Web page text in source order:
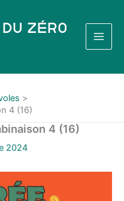
du Zéro
4 (16)
4 (16)
2024